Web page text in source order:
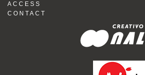
ACCESS
CONTACT